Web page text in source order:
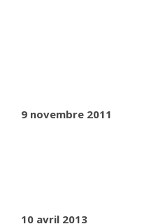
9 novembre 2011
10 avril 2013